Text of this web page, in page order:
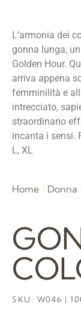
L’armonia dei
gonna lunga,
Golden Hour.
arriva appena
femminilità e
intrecciato,
straordinario
incanta i sensi.
L, XL
Home / Donna
SKU: W046 |